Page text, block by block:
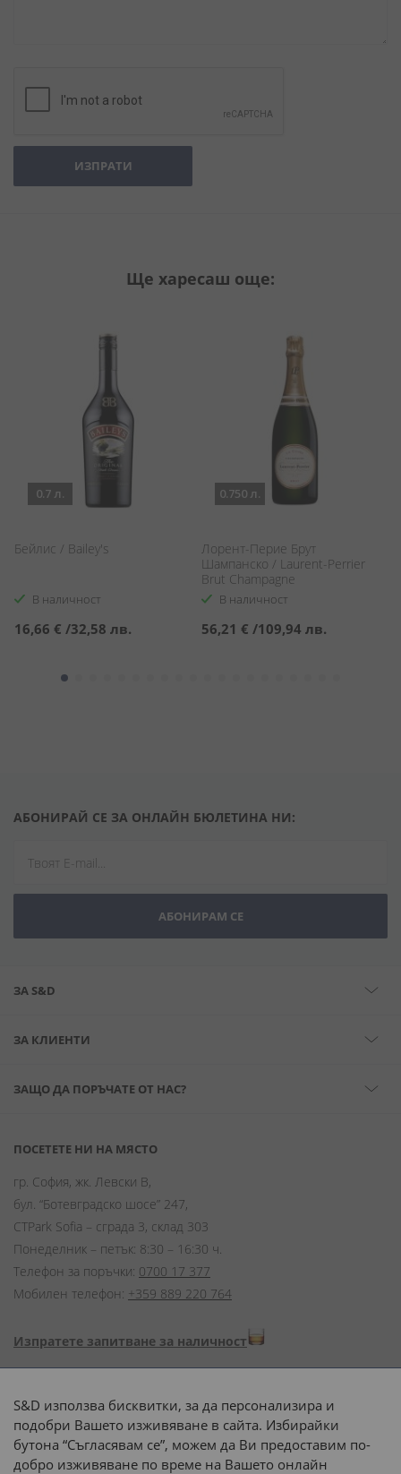
ИЗПРАТИ
Ще харесаш още:
0.7 л.
Бейлис / Bailey's
В наличност
16,66 € /32,58 лв.
0.750 л.
Лорент-Перие Брут
Шампанско / Laurent-Perrier
Brut Champagne
В наличност
56,21 € /109,94 лв.
АБОНИРАЙ СЕ ЗА ОНЛАЙН БЮЛЕТИНА НИ:
АБОНИРАМ СЕ
ЗА S&D
ЗА КЛИЕНТИ
ЗАЩО ДА ПОРЪЧАТЕ ОТ НАС?
ПОСЕТЕТЕ НИ НА МЯСТО
гр. София, жк. Левски В,
бул. “Ботевградско шосе” 247,
CTPark Sofia – сграда 3, склад 303
Понеделник – петък: 8:30 – 16:30 ч.
Телефон за поръчки: 0700 17 377
Мобилен телефон: +359 889 220 764
Изпратете запитване за наличност
Начини на плащане:
S&D използва бисквитки, за да персонализира и
подобри Вашето изживяване в сайта. Избирайки
бутона “Съгласявам се”, можем да Ви предоставим по-
добро изживяване по време на Вашето онлайн